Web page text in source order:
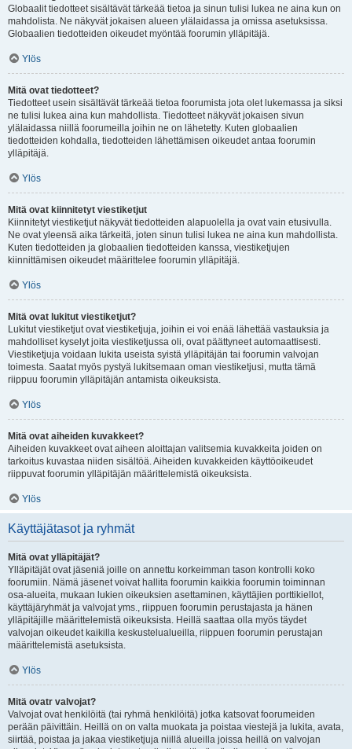
Globaalit tiedotteet sisältävät tärkeää tietoa ja sinun tulisi lukea ne aina kun on
mahdolista. Ne näkyvät jokaisen alueen ylälaidassa ja omissa asetuksissa.
Globaalien tiedotteiden oikeudet myöntää foorumin ylläpitäjä.
Ylös
Mitä ovat tiedotteet?
Tiedotteet usein sisältävät tärkeää tietoa foorumista jota olet lukemassa ja siksi
ne tulisi lukea aina kun mahdollista. Tiedotteet näkyvät jokaisen sivun
ylälaidassa niillä foorumeilla joihin ne on lähetetty. Kuten globaalien
tiedotteiden kohdalla, tiedotteiden lähettämisen oikeudet antaa foorumin
ylläpitäjä.
Ylös
Mitä ovat kiinnitetyt viestiketjut
Kiinnitetyt viestiketjut näkyvät tiedotteiden alapuolella ja ovat vain etusivulla.
Ne ovat yleensä aika tärkeitä, joten sinun tulisi lukea ne aina kun mahdollista.
Kuten tiedotteiden ja globaalien tiedotteiden kanssa, viestiketjujen
kiinnittämisen oikeudet määrittelee foorumin ylläpitäjä.
Ylös
Mitä ovat lukitut viestiketjut?
Lukitut viestiketjut ovat viestiketjuja, joihin ei voi enää lähettää vastauksia ja
mahdolliset kyselyt joita viestiketjussa oli, ovat päättyneet automaattisesti.
Viestiketjuja voidaan lukita useista syistä ylläpitäjän tai foorumin valvojan
toimesta. Saatat myös pystyä lukitsemaan oman viestiketjusi, mutta tämä
riippuu foorumin ylläpitäjän antamista oikeuksista.
Ylös
Mitä ovat aiheiden kuvakkeet?
Aiheiden kuvakkeet ovat aiheen aloittajan valitsemia kuvakkeita joiden on
tarkoitus kuvastaa niiden sisältöä. Aiheiden kuvakkeiden käyttöoikeudet
riippuvat foorumin ylläpitäjän määrittelemistä oikeuksista.
Ylös
Käyttäjätasot ja ryhmät
Mitä ovat ylläpitäjät?
Ylläpitäjät ovat jäseniä joille on annettu korkeimman tason kontrolli koko
foorumiin. Nämä jäsenet voivat hallita foorumin kaikkia foorumin toiminnan
osa-alueita, mukaan lukien oikeuksien asettaminen, käyttäjien porttikiellot,
käyttäjäryhmät ja valvojat yms., riippuen foorumin perustajasta ja hänen
ylläpitäjille määrittelemistä oikeuksista. Heillä saattaa olla myös täydet
valvojan oikeudet kaikilla keskustelualueilla, riippuen foorumin perustajan
määrittelemistä asetuksista.
Ylös
Mitä ovatr valvojat?
Valvojat ovat henkilöitä (tai ryhmä henkilöitä) jotka katsovat foorumeiden
perään päivittäin. Heillä on on valta muokata ja poistaa viestejä ja lukita, avata,
siirtää, poistaa ja jakaa viestiketjuja niillä alueilla joissa heillä on valvojan